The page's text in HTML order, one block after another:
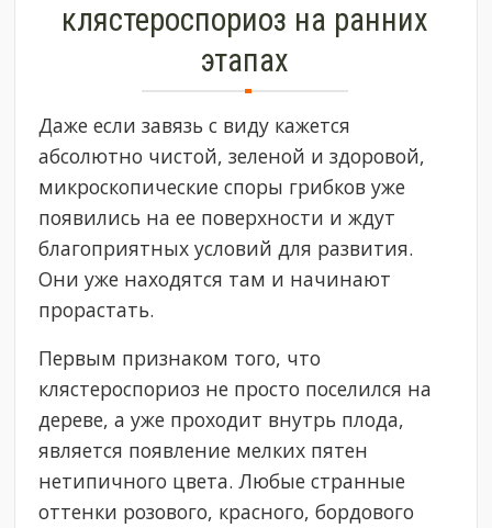
клястероспориоз на ранних
этапах
Даже если завязь с виду кажется
абсолютно чистой, зеленой и здоровой,
микроскопические споры грибков уже
появились на ее поверхности и ждут
благоприятных условий для развития.
Они уже находятся там и начинают
прорастать.
Первым признаком того, что
клястероспориоз не просто поселился на
дереве, а уже проходит внутрь плода,
является появление мелких пятен
нетипичного цвета. Любые странные
оттенки розового, красного, бордового